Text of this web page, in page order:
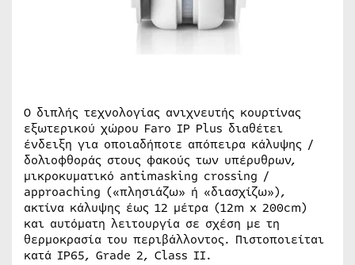
Ο διπλής τεχνολογίας ανιχνευτής κουρτίνας
εξωτερικού χώρου Faro IP Plus διαθέτει
ένδειξη για οποιαδήποτε απόπειρα κάλυψης /
δολιοφθοράς στους φακούς των υπέρυθρων,
μικροκυματικό antimasking crossing /
approaching («πλησιάζω» ή «διασχίζω»),
ακτίνα κάλυψης έως 12 μέτρα (12m x 200cm)
και αυτόματη λειτουργία σε σχέση με τη
θερμοκρασία του περιβάλλοντος. Πιστοποιείται
κατά IP65, Grade 2, Class II.